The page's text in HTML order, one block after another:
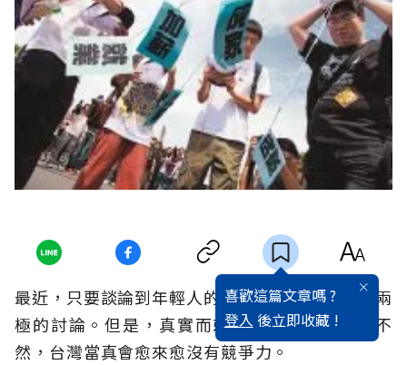
喜歡這篇文章嗎 ?
登入 後立即收藏 !
最近，只要談論到年輕人的議題，總會引起正反兩
極的討論。但是，真實而刺耳的話還是得說。不
然，台灣當真會愈來愈沒有競爭力。